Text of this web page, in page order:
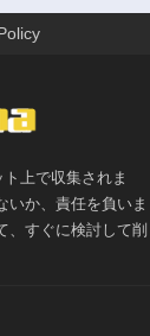
上で収集されま
いか、責任を負いま
、すぐに検討して削